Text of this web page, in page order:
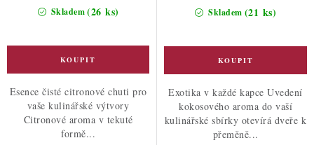
Skladem(26 ks)
Esence čisté citronové chuti pro
vaše kulinářské výtvory
Citronové aroma v tekuté
formě...
Skladem (21 ks)
Exotika v každé kapce Uvedení
kokosového aroma do vaší
kulinářské sbírky otevírá dveře k
přeměně...